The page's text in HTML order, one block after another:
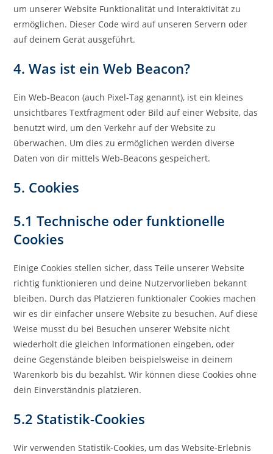
um unserer Website Funktionalität und Interaktivität zu
ermöglichen. Dieser Code wird auf unseren Servern oder
auf deinem Gerät ausgeführt.
4. Was ist ein Web Beacon?
Ein Web-Beacon (auch Pixel-Tag genannt), ist ein kleines
unsichtbares Textfragment oder Bild auf einer Website, das
benutzt wird, um den Verkehr auf der Website zu
überwachen. Um dies zu ermöglichen werden diverse
Daten von dir mittels Web-Beacons gespeichert.
5. Cookies
5.1 Technische oder funktionelle
Cookies
Einige Cookies stellen sicher, dass Teile unserer Website
richtig funktionieren und deine Nutzervorlieben bekannt
bleiben. Durch das Platzieren funktionaler Cookies machen
wir es dir einfacher unsere Website zu besuchen. Auf diese
Weise musst du bei Besuchen unserer Website nicht
wiederholt die gleichen Informationen eingeben, oder
deine Gegenstände bleiben beispielsweise in deinem
Warenkorb bis du bezahlst. Wir können diese Cookies ohne
dein Einverständnis platzieren.
5.2 Statistik-Cookies
Wir verwenden Statistik-Cookies, um das Website-Erlebnis